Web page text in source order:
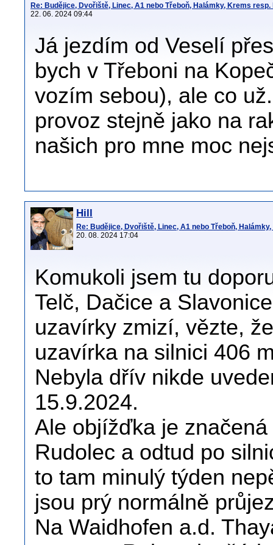
Re: Budějice, Dvořiště, Linec, A1 nebo Třeboň, Halámky, Krems resp.
22. 06. 2024 09:44
Já jezdím od Veselí
bych v Třeboni na
vozím sebou), ale co
provoz stejně jako na
našich pro mne moc
Hill
Re: Budějice, Dvořiště, Linec, A1 nebo Třeboň,
20. 08. 2024 17:04
Komukoli jsem tu
Telč, Dačice a
uzavírky zmizí, vězte,
uzavírka na silnici 406
Nebyla dřív nikde
15.9.2024.
Ale objížďka je
Rudolec a odtud po
to tam minulý týden
jsou prý normálně
Na Waidhofen a.d.